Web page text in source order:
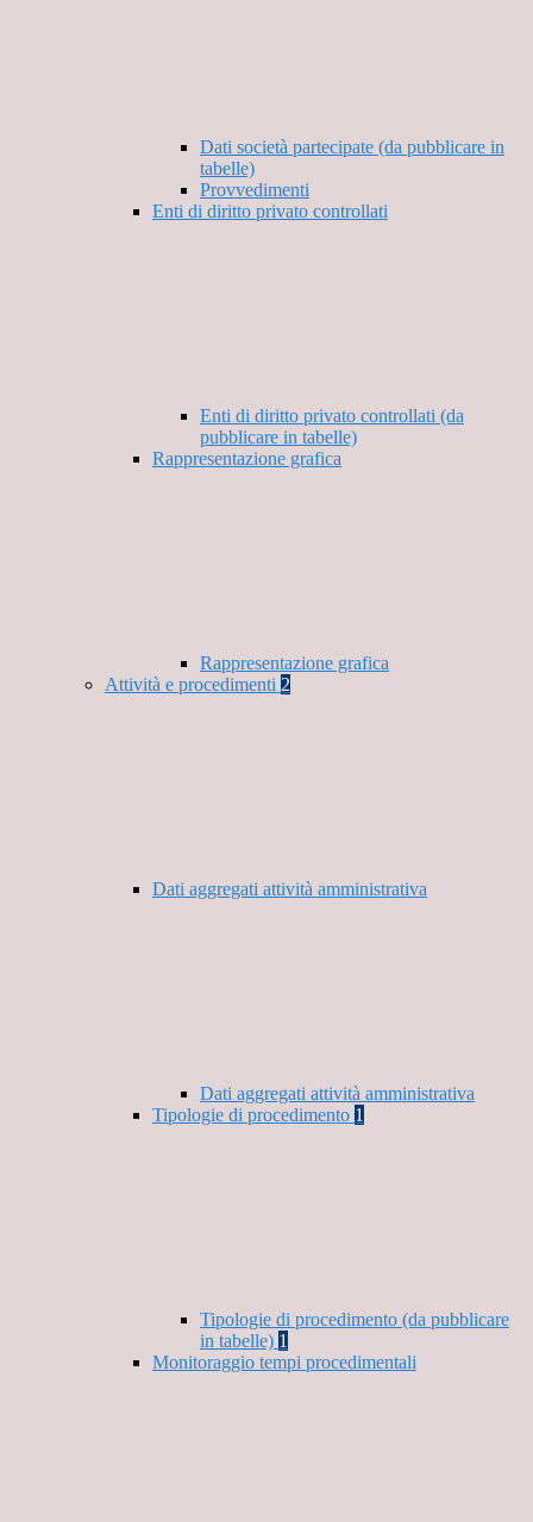
Dati società partecipate (da pubblicare in
tabelle)
Provvedimenti
Enti di diritto privato controllati
Enti di diritto privato controllati (da
pubblicare in tabelle)
Rappresentazione grafica
Rappresentazione grafica
Attività e procedimenti 2
Dati aggregati attività amministrativa
Dati aggregati attività amministrativa
Tipologie di procedimento 1
Tipologie di procedimento (da pubblicare
in tabelle) 1
Monitoraggio tempi procedimentali